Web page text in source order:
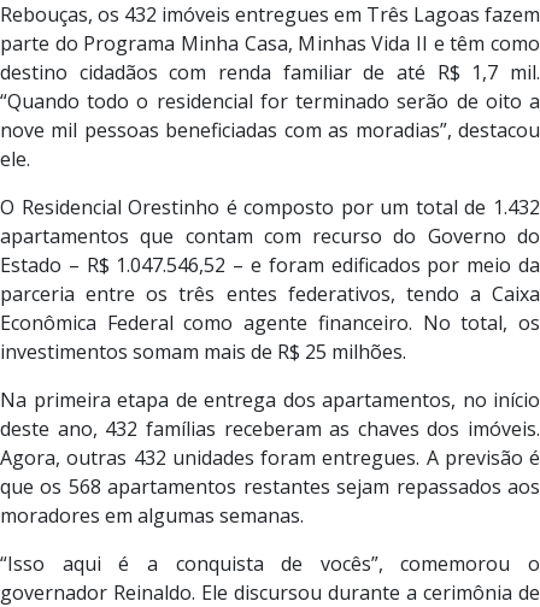
Rebouças, os 432 imóveis entregues em Três Lagoas fazem
parte do Programa Minha Casa, Minhas Vida II e têm como
destino cidadãos com renda familiar de até R$ 1,7 mil.
“Quando todo o residencial for terminado serão de oito a
nove mil pessoas beneficiadas com as moradias”, destacou
ele.
O Residencial Orestinho é composto por um total de 1.432
apartamentos que contam com recurso do Governo do
Estado – R$ 1.047.546,52 – e foram edificados por meio da
parceria entre os três entes federativos, tendo a Caixa
Econômica Federal como agente financeiro. No total, os
investimentos somam mais de R$ 25 milhões.
Na primeira etapa de entrega dos apartamentos, no início
deste ano, 432 famílias receberam as chaves dos imóveis.
Agora, outras 432 unidades foram entregues. A previsão é
que os 568 apartamentos restantes sejam repassados aos
moradores em algumas semanas.
“Isso aqui é a conquista de vocês”, comemorou o
governador Reinaldo. Ele discursou durante a cerimônia de